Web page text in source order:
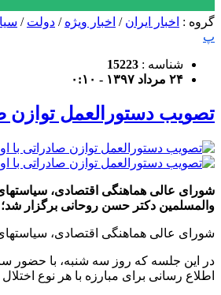
گروه : اخبار ایران / اخبار ویژه / دولت /
پ
شناسه : 15223
۲۴ مرداد ۱۳۹۷ - ۰:۱۰
تصویب دستورالعمل توازن
شورای عالی هماهنگی اقتصادی،
والمسلمین دکتر حسن روحانی برگزار
شورای عالی هماهنگی اقتصادی،
در این جلسه که روز سه شنبه، با حضور
اطلاع رسانی برای مبارزه با هر نوع